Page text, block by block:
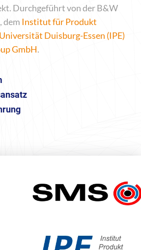
Durchgeführt von der B&W
dem Institut für Produkt
Duisburg-Essen (IPE)
GmbH.